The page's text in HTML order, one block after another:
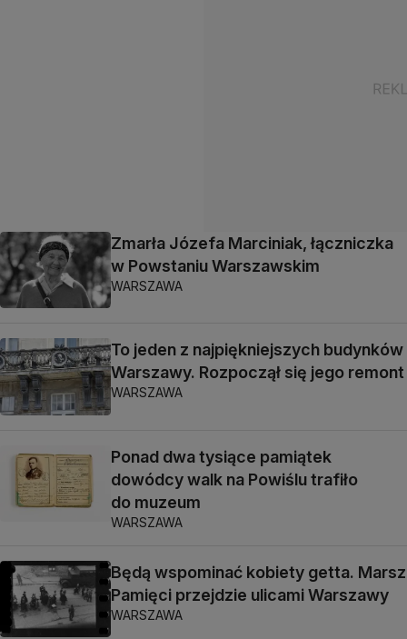
Zmarła Józefa Marciniak, łączniczka
w Powstaniu Warszawskim
WARSZAWA
To jeden z najpiękniejszych budynków
Warszawy. Rozpoczął się jego remont
WARSZAWA
Ponad dwa tysiące pamiątek
dowódcy walk na Powiślu trafiło
do muzeum
WARSZAWA
Będą wspominać kobiety getta. Marsz
Pamięci przejdzie ulicami Warszawy
WARSZAWA